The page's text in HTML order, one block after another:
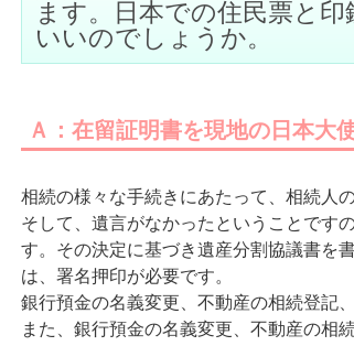
ます。日本での住民票と
いいのでしょうか。
Ａ：在留証明書を現地の日本大
相続の様々な手続きにあたって、相続人
そして、遺言がなかったということです
す。その決定に基づき遺産分割協議書を
は、署名押印が必要です。
銀行預金の名義変更、不動産の相続登記
また、銀行預金の名義変更、不動産の相